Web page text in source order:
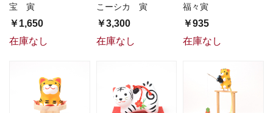
宝 寅
￥1,650
在庫なし
こーシカ 寅
￥3,300
在庫なし
福々寅
￥935
在庫なし